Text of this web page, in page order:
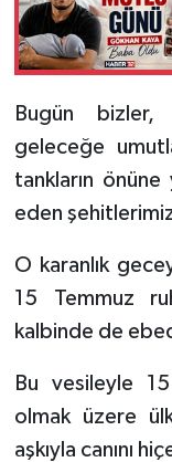
Bugün bizler,
geleceğe
tankların
eden
O karanlık
15 Temmuz
kalbinde de
Bu vesileyle
olmak üzere
aşkıyla canını